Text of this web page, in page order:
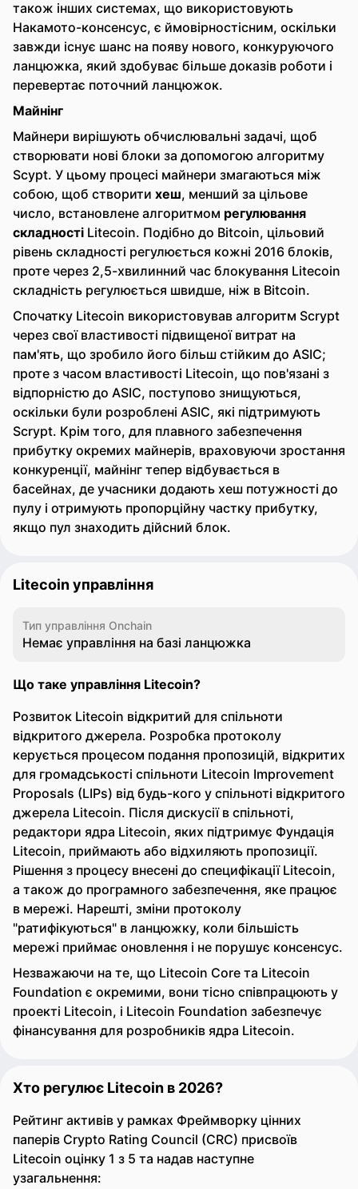
також інших системах, що використовують
Накамото-консенсус, є ймовірностісним, оскільки
завжди існує шанс на появу нового, конкуруючого
ланцюжка, який здобуває більше доказів роботи і
перевертає поточний ланцюжок.
Майнінг
Майнери вирішують обчислювальні задачі, щоб
створювати нові блоки за допомогою алгоритму
Scypt. У цьому процесі майнери змагаються між
собою, щоб створити хеш, менший за цільове
число, встановлене алгоритмом регулювання
складності Litecoin. Подібно до Bitcoin, цільовий
рівень складності регулюється кожні 2016 блоків,
проте через 2,5-хвилинний час блокування Litecoin
складність регулюється швидше, ніж в Bitcoin.
Спочатку Litecoin використовував алгоритм Scrypt
через свої властивості підвищеної витрат на
пам'ять, що зробило його більш стійким до ASIC;
проте з часом властивості Litecoin, що пов'язані з
відпорністю до ASIC, поступово знищуються,
оскільки були розроблені ASIC, які підтримують
Scrypt. Крім того, для плавного забезпечення
прибутку окремих майнерів, враховуючи зростання
конкуренції, майнінг тепер відбувається в
басейнах, де учасники додають хеш потужності до
пулу і отримують пропорційну частку прибутку,
якщо пул знаходить дійсний блок.
Litecoin управління
Тип управління Onchain
Немає управління на базі ланцюжка
Що таке управління Litecoin?
Розвиток Litecoin відкритий для спільноти
відкритого джерела. Розробка протоколу
керується процесом подання пропозицій, відкритих
для громадськості спільноти Litecoin Improvement
Proposals (LIPs) від будь-кого у спільноті відкритого
джерела Litecoin. Після дискусії в спільноті,
редактори ядра Litecoin, яких підтримує Фундація
Litecoin, приймають або відхиляють пропозиції.
Рішення з процесу внесені до специфікації Litecoin,
а також до програмного забезпечення, яке працює
в мережі. Нарешті, зміни протоколу
"ратифікуються" в ланцюжку, коли більшість
мережі приймає оновлення і не порушує консенсус.
Незважаючи на те, що Litecoin Core та Litecoin
Foundation є окремими, вони тісно співпрацюють у
проекті Litecoin, і Litecoin Foundation забезпечує
фінансування для розробників ядра Litecoin.
Хто регулює Litecoin в 2026?
Рейтинг активів у рамках Фреймворку цінних
паперів Crypto Rating Council (CRC) присвоїв
Litecoin оцінку 1 з 5 та надав наступне
узагальнення: